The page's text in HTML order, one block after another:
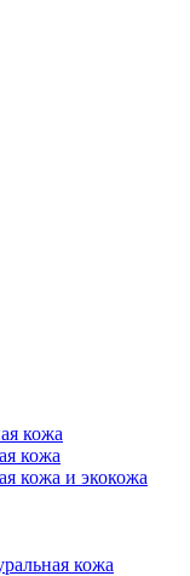
кожа
кожа
кожа и экокожа
кожа